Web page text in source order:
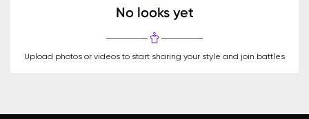
No looks yet
Upload photos or videos to start sharing your style and join battles